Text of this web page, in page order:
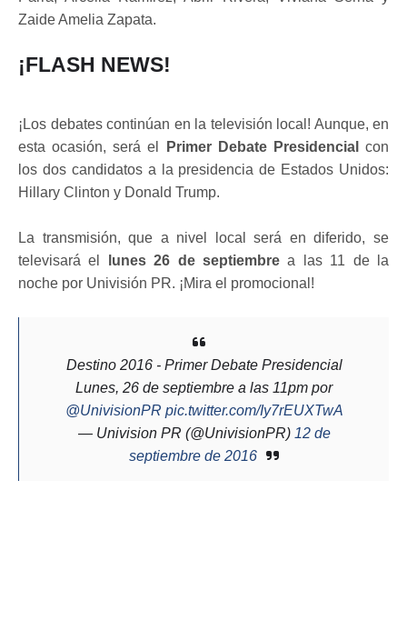
Zaide Amelia Zapata.
¡FLASH NEWS!
¡Los debates continúan en la televisión local! Aunque, en
esta ocasión, será el
Primer Debate Presidencialcon
los dos candidatos a la presidencia de Estados Unidos:
Hillary Clinton y Donald Trump.
La transmisión, que a nivel local será en diferido, se
televisará el
lunes 26 de septiembre a las 11 de la
noche por Univisión PR. ¡Mira el promocional!
Destino 2016 - Primer Debate Presidencial
Lunes, 26 de septiembre a las 11pm por
@UnivisionPR pic.twitter.com/Iy7rEUXTwA
— Univision PR (@UnivisionPR) 12 de
septiembre de 2016